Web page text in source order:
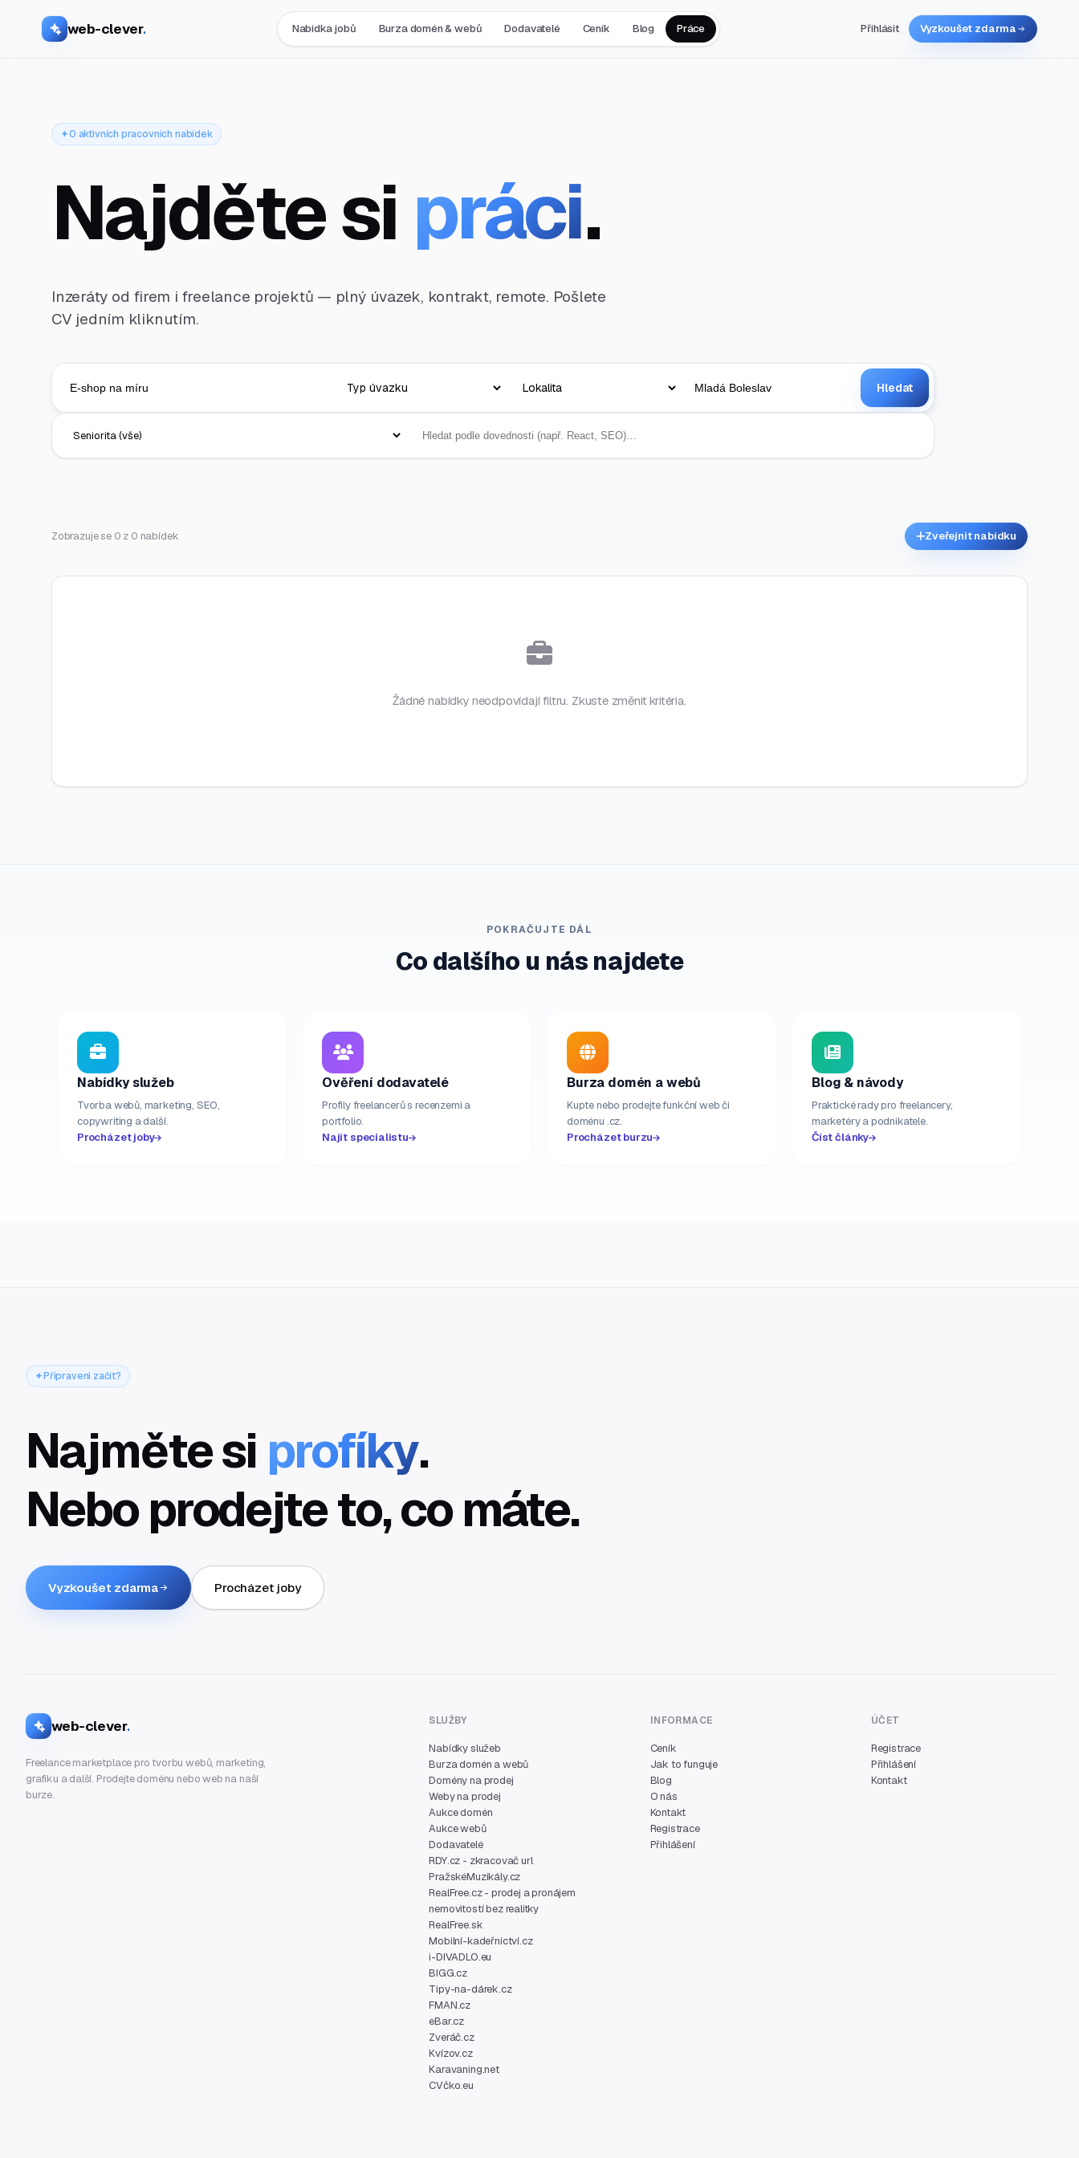
web-clever. Nabídka jobů Burza domén & webů Dodavatelé Ceník Blog Práce Přihlásit Vyzkoušet zdarma
0 aktivních pracovních nabídek
Najděte si práci.
Inzeráty od firem i freelance projektů — plný úvazek, kontrakt, remote. Pošlete
CV jedním kliknutím.
Hledat
Zobrazuje se 0 z 0 nabídek Zveřejnit nabídku
Žádné nabídky neodpovídají filtru. Zkuste změnit kritéria.
POKRAČUJTE DÁL
Co dalšího u nás najdete
Nabídky služeb
Tvorba webů, marketing, SEO,
copywriting a další.
Procházet joby
Ověření dodavatelé
Profily freelancerů s recenzemi a
portfolio.
Najít specialistu
Burza domén a webů
Kupte nebo prodejte funkční web či
doménu .cz.
Procházet burzu
Blog & návody
Praktické rady pro freelancery,
marketéry a podnikatele.
Číst články
Připraveni začít?
Najměte si profíky.
Nebo prodejte to, co máte.
Vyzkoušet zdarma Procházet joby
web-clever.
Freelance marketplace pro tvorbu webů, marketing,
grafiku a další. Prodejte doménu nebo web na naší
burze.
SLUŽBY
Nabídky služeb
Burza domén a webů
Domény na prodej
Weby na prodej
Aukce domén
Aukce webů
Dodavatelé
RDY.cz - zkracovač url
PražskéMuzikály.cz
RealFree.cz - prodej a pronájem
nemovitostí bez realitky
RealFree.sk
Mobilní-kadeřnictví.cz
i-DIVADLO.eu
BIGG.cz
Tipy-na-dárek.cz
FMAN.cz
eBar.cz
Zveráč.cz
Kvízov.cz
Karavaning.net
CVčko.eu
INFORMACE
Ceník
Jak to funguje
Blog
O nás
Kontakt
Registrace
Přihlášení
ÚČET
Registrace
Přihlášení
Kontakt